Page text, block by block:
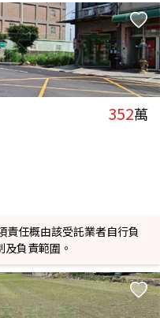
352萬
任概由該受託業者自行負
負責範圍。